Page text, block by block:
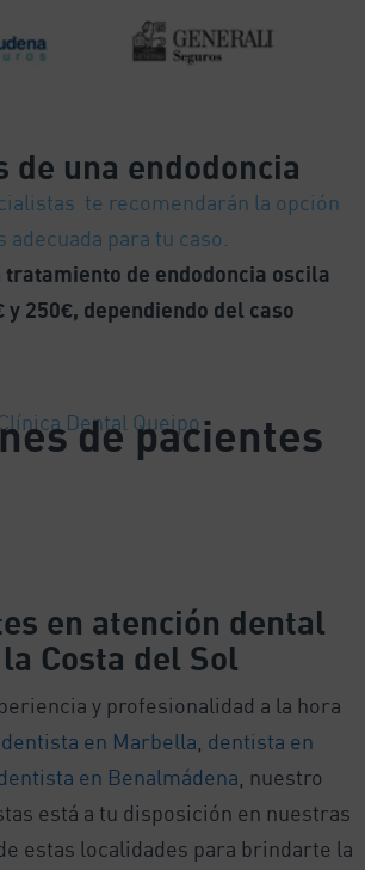
de una endodoncia
te recomendarán la opción
adecuada para tu caso.
tratamiento de endodoncia oscila
y 250€, dependiendo del caso
Dental Queipo
de pacientes
en atención dental
Costa del Sol
y profesionalidad a la hora
dentista en Marbella dentista en
en Benalmádena , nuestro
está a tu disposición en nuestras
estas localidades para brindarte la